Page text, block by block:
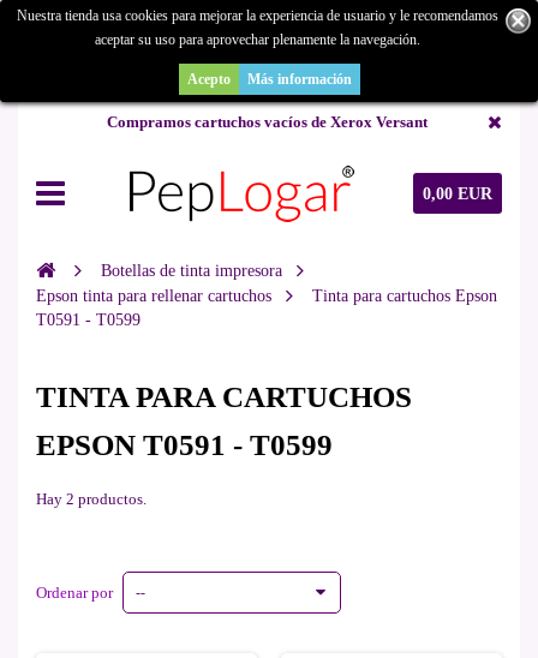
¿Buscas un repuesto de copiadora o buscas una de ocasión y no la
encuentras? Consúltanos.
Compramos cartuchos vacíos de Xerox Versant
0,00 EUR
Nuestra tienda usa cookies para mejorar la experiencia de usuario y le recomendamos
aceptar su uso para aprovechar plenamente la navegación.
Acepto Más información
Botellas de tinta impresora
Epson tinta para rellenar cartuchos
Tinta para cartuchos Epson
T0591 - T0599
TINTA PARA CARTUCHOS
EPSON T0591 - T0599
Hay 2 productos.
Ordenar por --